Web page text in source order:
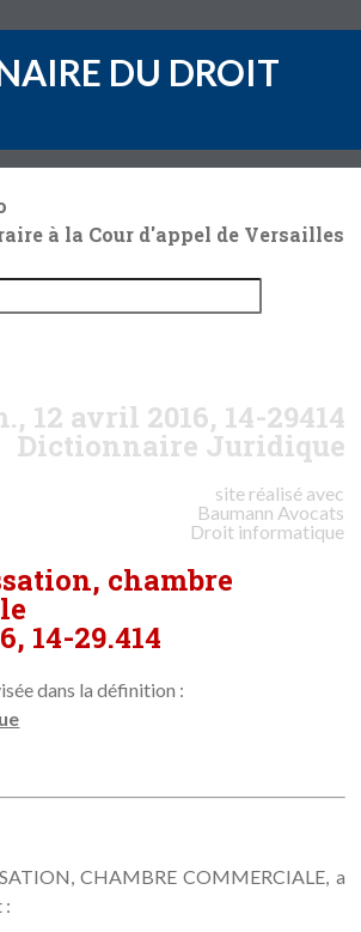
DU DROIT
à la Cour d'appel de Versailles
12 avril 2016, 14-29414
Dictionnaire Juridique
site réalisé avec
Baumann Avocats
Droit informatique
chambre
14-29.414
dans la définition :
CHAMBRE COMMERCIALE, a
: